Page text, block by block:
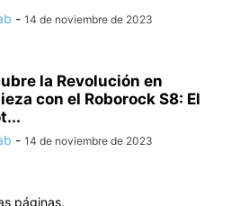
- 14 de noviembre de 2023
la Revolución en
con el Roborock S8: El
- 14 de noviembre de 2023
páginas.